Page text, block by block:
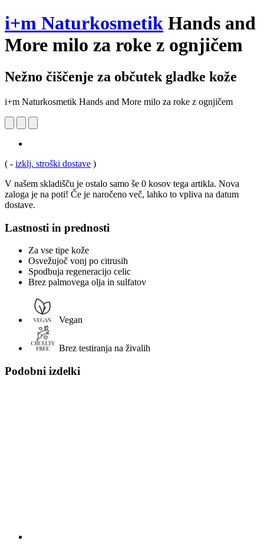
i+m Naturkosmetik Hands and
More milo za roke z ognjičem
Nežno čiščenje za občutek gladke kože
i+m Naturkosmetik Hands and More milo za roke z ognjičem
( - izklj. stroški dostave )
V našem skladišču je ostalo samo še 0 kosov tega artikla. Nova
zaloga je na poti! Če je naročeno več, lahko to vpliva na datum
dostave.
Lastnosti in prednosti
Za vse tipe kože
Osvežujoč vonj po citrusih
Spodbuja regeneracijo celic
Brez palmovega olja in sulfatov
Vegan
Brez testiranja na živalih
Podobni izdelki